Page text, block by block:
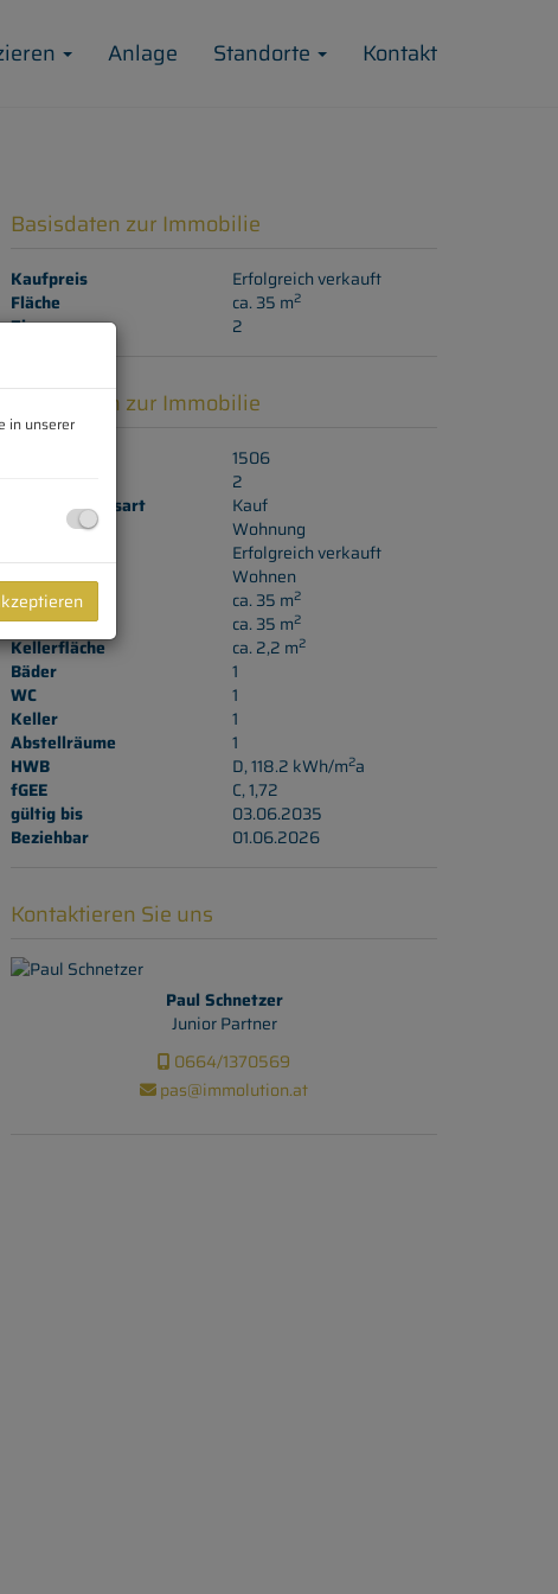
Anlage Standorte Kontakt
Basisdaten zur Immobilie
Kaufpreis
Erfolgreich verkauft
Fläche
ca. 35 m2
Zimmer 2
Basisdaten zur Immobilie
1506
2
Vermarktungsart
Kauf
Objektart
Wohnung
Erfolgreich verkauft
Nutzungsart
Wohnen
Fläche
ca. 35 m2
Wohnfläche ca. 35 m2
Kellerfläche ca. 2,2 m2
Bäder
1
WC
1
Keller
1
Abstellräume
1
HWB
D, 118.2 kWh/m2a
fGEE
C, 1,72
gültig bis
03.06.2035
Beziehbar
01.06.2026
Kontaktieren Sie uns
Paul Schnetzer
Junior Partner
0664/1370569
pas@immolution.at
in unserer